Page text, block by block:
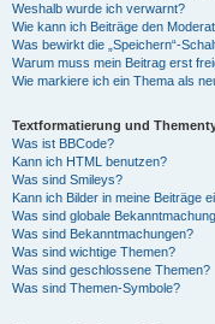
Weshalb wurde ich verwarnt?
Wie kann ich Beiträge den
Was bewirkt die „Speichern“-
Warum muss mein Beitrag erst
Wie markiere ich ein Thema als
Textformatierung und
Was ist BBCode?
Kann ich HTML benutzen?
Was sind Smileys?
Kann ich Bilder in meine Beiträge
Was sind globale
Was sind Bekanntmachungen?
Was sind wichtige Themen?
Was sind geschlossene Themen?
Was sind Themen-Symbole?